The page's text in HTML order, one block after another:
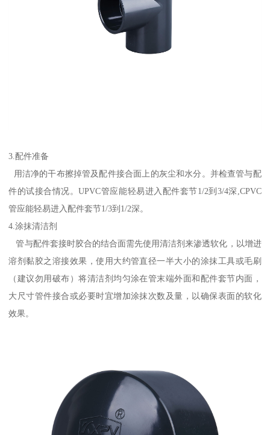
3.配件准备
用洁净的干布擦掉管及配件接合面上的灰尘和水分。并检查管与配
件的试接合情况。UPVC管应能轻易进入配件套节1/2到3/4深,CPVC
管应能轻易进入配件套节1/3到1/2深。
4.涂抹清洁剂
管与配件套接时胶合的结合面需先使用清洁剂来渗透软化，以增进
溶剂黏胶之溶接效果，使用大约管直径一半大小的涂抹工具或毛刷
（建议勿用破布）将清洁剂均匀涂在管末端外面和配件套节内面，
大尺寸管件接合或必要时宜增加涂抹次数及量，以确保表面的软化
效果。